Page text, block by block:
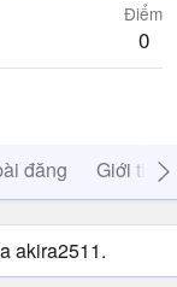
Điểm
0
đăng Giới thiệu
akira2511.